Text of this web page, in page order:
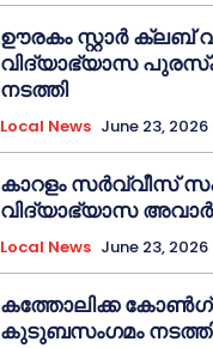
ഊരകം സ്റ്റാർ ക്ലബ്
വിദ്യാഭ്യാസ
നടത്തി
Local News June 23, 2026
കാറളം സർവ്വീസ്
വിദ്യാഭ്യാസ
Local News June 23, 2026
കത്തോലിക്ക
കുടുബസംഗമം